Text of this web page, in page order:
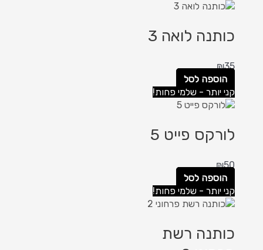
כותנה לואה 3
₪35
הוספה לסל
קני יותר - שלמי פחות!
לורקס פייט 5
₪50
הוספה לסל
קני יותר - שלמי פחות!
כותנה רשת